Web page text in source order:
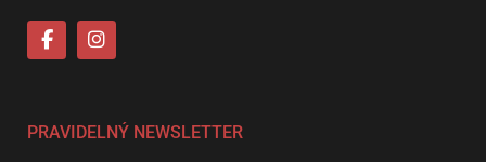
PRAVIDELNÝ NEWSLETTER